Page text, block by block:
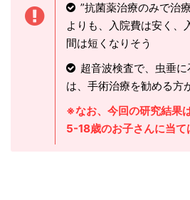
”抗菌薬治療のみで治
よりも、入院費は安く、
間は短くなりそう
超音波検査で、虫垂
は、手術治療を勧める方
※なお、今回の研究結果
5-18歳のお子さんに当て